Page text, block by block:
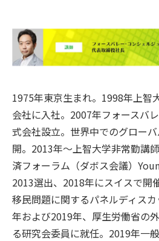
1975年東京生まれ。1998年上智
会社に入社。2007年フォースバ
式会社設立。世界中でのグロー
開。2013年～上智大学非常勤講
済フォーラム（ダボス会議）
2013選出、2018年にスイスで開
移民問題に関するパネルディス
年および2019年、厚生労働省の
る研究会委員に就任。2019年一